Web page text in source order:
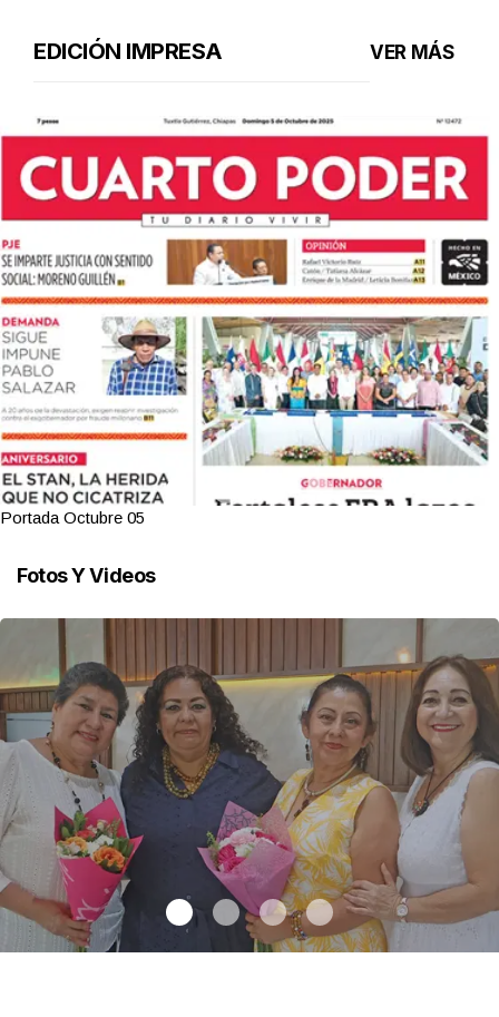
EDICIÓN IMPRESA VER MÁS
Portada Octubre 05
Fotos Y Videos